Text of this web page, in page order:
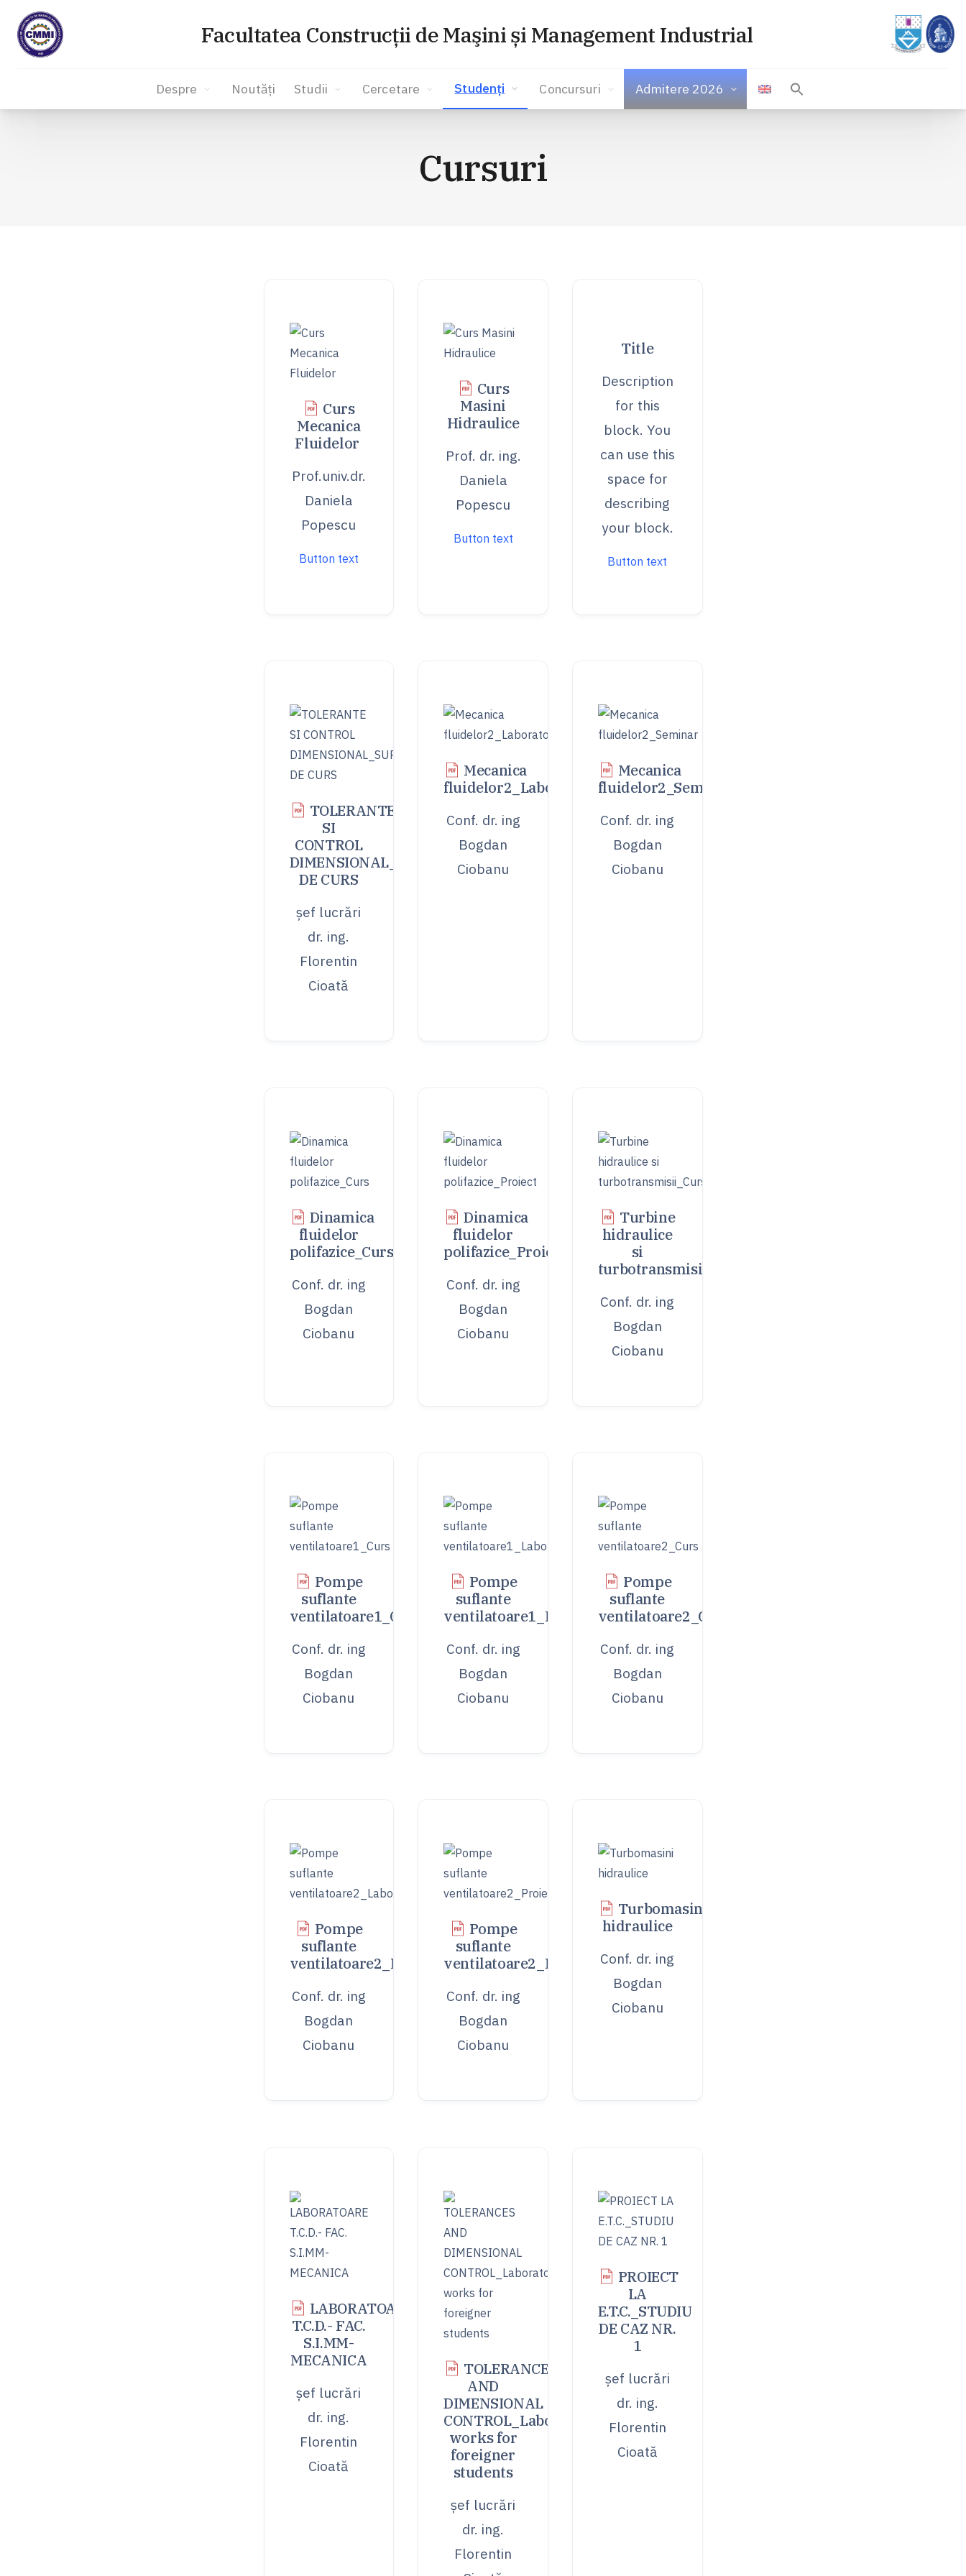
Facultatea Construcţii de Maşini și Management Industrial
Despre Noutăți Studii Cercetare Studenți Concursuri Admitere 2026
Cursuri
Curs
Mecanica
Fluidelor
Prof.univ.dr.
Daniela
Popescu
Button text
Curs
Masini
Hidraulice
Prof. dr. ing.
Daniela
Popescu
Button text
Title
Description
for this
block. You
can use this
space for
describing
your block.
Button text
TOLERANTE
SI
CONTROL
DIMENSIONAL_SUPORT
DE CURS
șef lucrări
dr. ing.
Florentin
Cioată
Mecanica
fluidelor2_Laborator
Conf. dr. ing
Bogdan
Ciobanu
Mecanica
fluidelor2_Seminar
Conf. dr. ing
Bogdan
Ciobanu
Dinamica
fluidelor
polifazice_Curs
Conf. dr. ing
Bogdan
Ciobanu
Dinamica
fluidelor
polifazice_Proiect
Conf. dr. ing
Bogdan
Ciobanu
Turbine
hidraulice
si
turbotransmisii_CursTA
Conf. dr. ing
Bogdan
Ciobanu
Pompe
suflante
ventilatoare1_Curs
Conf. dr. ing
Bogdan
Ciobanu
Pompe
suflante
ventilatoare1_Laborator
Conf. dr. ing
Bogdan
Ciobanu
Pompe
suflante
ventilatoare2_Curs
Conf. dr. ing
Bogdan
Ciobanu
Pompe
suflante
ventilatoare2_Laborator
Conf. dr. ing
Bogdan
Ciobanu
Pompe
suflante
ventilatoare2_Proiect
Conf. dr. ing
Bogdan
Ciobanu
Turbomasini
hidraulice
Conf. dr. ing
Bogdan
Ciobanu
LABORATOARE
T.C.D.- FAC.
S.I.MM-
MECANICA
șef lucrări
dr. ing.
Florentin
Cioată
TOLERANCES
AND
DIMENSIONAL
CONTROL_Laboratory
works for
foreigner
students
șef lucrări
dr. ing.
Florentin
PROIECT
LA
E.T.C._STUDIU
DE CAZ NR.
1
șef lucrări
dr. ing.
Florentin
Cioată